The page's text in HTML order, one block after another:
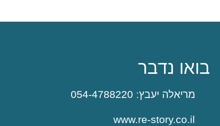
בואו נדבר
מריאלה יעבץ: 054-4788220
www.re-story.co.il